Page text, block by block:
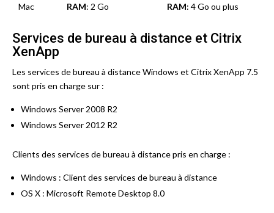
Mac RAM: 2 Go RAM: 4 Go ou plus
Services de bureau à distance et Citrix
XenApp
Les services de bureau à distance Windows et Citrix XenApp 7.5
sont pris en charge sur :
Windows Server 2008 R2
Windows Server 2012 R2
Clients des services de bureau à distance pris en charge :
Windows : Client des services de bureau à distance
OS X : Microsoft Remote Desktop 8.0